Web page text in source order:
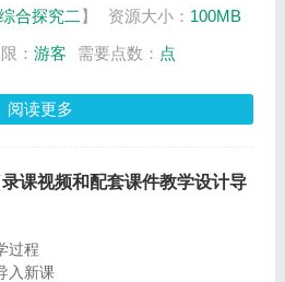
强起来的伟大飞跃，中华民族比历史
巨大成就告诉我们改革开放是中国共
没有完成时，只有进行时，我们必须
放进行到底。那么，新时代，改革开
放之路？这是我们这节课要来探究的
。接下来，我们进入探究活动，一起
合探究二 】 资源大小： 100MB
： 游客 需要点数： 点
阅读更多
课视频和配套课件教学设计导
过程
入新课